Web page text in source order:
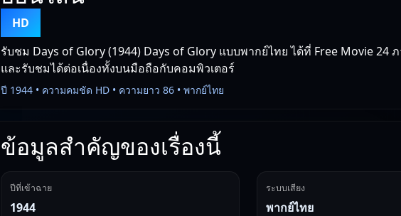
HD
รับชม Days of Glory (1944) Days of Glory แบบพากย์ไทย ได้ที่ Free Movie 24
และรับชมได้ต่อเนื่องทั้งบนมือถือกับคอมพิวเตอร์
ปี 1944 • ความคมชัด HD • ความยาว 86 • พากย์ไทย
ข้อมูลสำคัญของเรื่องนี้
ปีที่เข้าฉาย
1944
ระบบเสียง
พากย์ไทย